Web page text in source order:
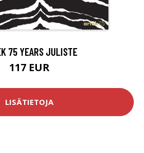
75 YEARS JULISTE
117 EUR
LISÄTIETOJA